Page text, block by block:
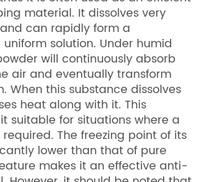
material. It dissolves very
can rapidly form a
solution. Under humid
will continuously absorb
air and eventually transform
When this substance dissolves
heat along with it. This
suitable for situations where a
The freezing point of its
lower than that of pure
makes it an effective anti-